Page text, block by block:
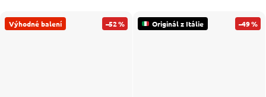
Výhodné balení –52 % Originál z Itálie –49 %